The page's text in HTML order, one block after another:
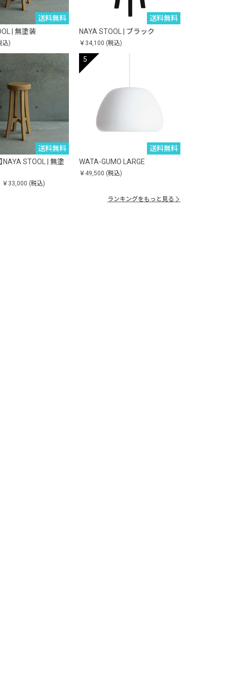
送料無料
| 無塗装
込)
送料無料
NAYA STOOL | ブラック
￥34,100 (税込)
送料無料
NAYA STOOL | 無塗
￥33,000 (税込)
送料無料
WATA-GUMO LARGE
￥49,500 (税込)
ランキングをもっと見る